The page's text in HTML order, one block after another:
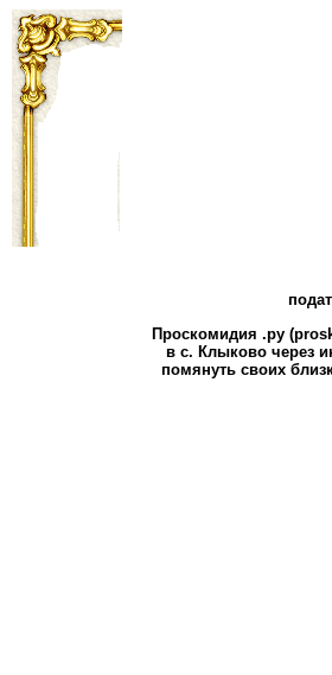
Проскомидия .ру
в с. Клыково через
помянуть своих